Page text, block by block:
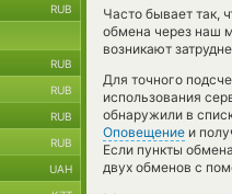
Часто бывает так,
обмена через наш
возникают
Для точного
использования
обнаружили в
Оповещение и
Если пункты
двух обменов с
RUB
RUB
RUB
RUB
RUB
UAH